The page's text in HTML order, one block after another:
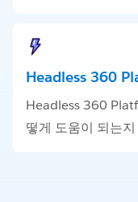
Headless 360
Headless 360
떻게 도움이 되는